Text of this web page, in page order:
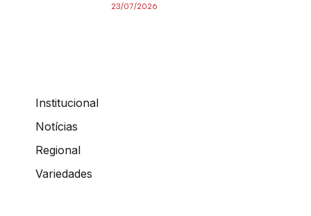
23/07/2026
Institucional
Notícias
Regional
Variedades